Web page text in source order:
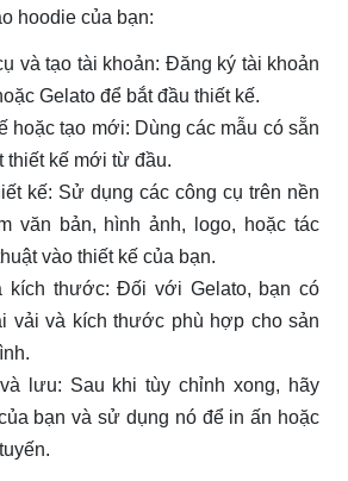
hoodie của bạn:
và tạo tài khoản: Đăng ký tài khoản
Gelato để bắt đầu thiết kế.
hoặc tạo mới: Dùng các mẫu có sẵn
thiết kế mới từ đầu.
kế: Sử dụng các công cụ trên nền
văn bản, hình ảnh, logo, hoặc tác
vào thiết kế của bạn.
kích thước: Đối với Gelato, bạn có
vải và kích thước phù hợp cho sản
lưu: Sau khi tùy chỉnh xong, hãy
bạn và sử dụng nó để in ấn hoặc